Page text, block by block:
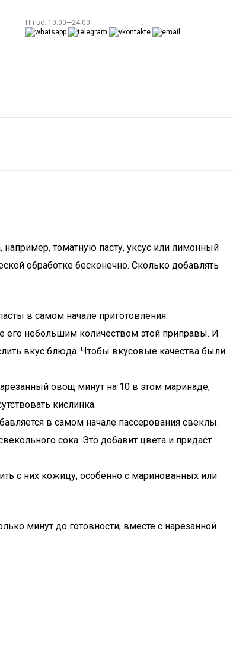
Пн-вс: 10:00—24:00
томатную пасту, уксус или лимонный
обработке бесконечно. Сколько добавлять
в самом начале приготовления.
его небольшим количеством этой приправы. И
вкус блюда. Чтобы вкусовые качества были
овощ минут на 10 в этом маринаде,
кислинка.
в самом начале пассерования свеклы.
сока. Это добавит цвета и придаст
с них кожицу, особенно с маринованных или
минут до готовности, вместе с нарезанной